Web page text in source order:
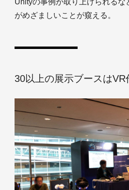
がめざましいことが窺える。
30以上の展示ブースはVR